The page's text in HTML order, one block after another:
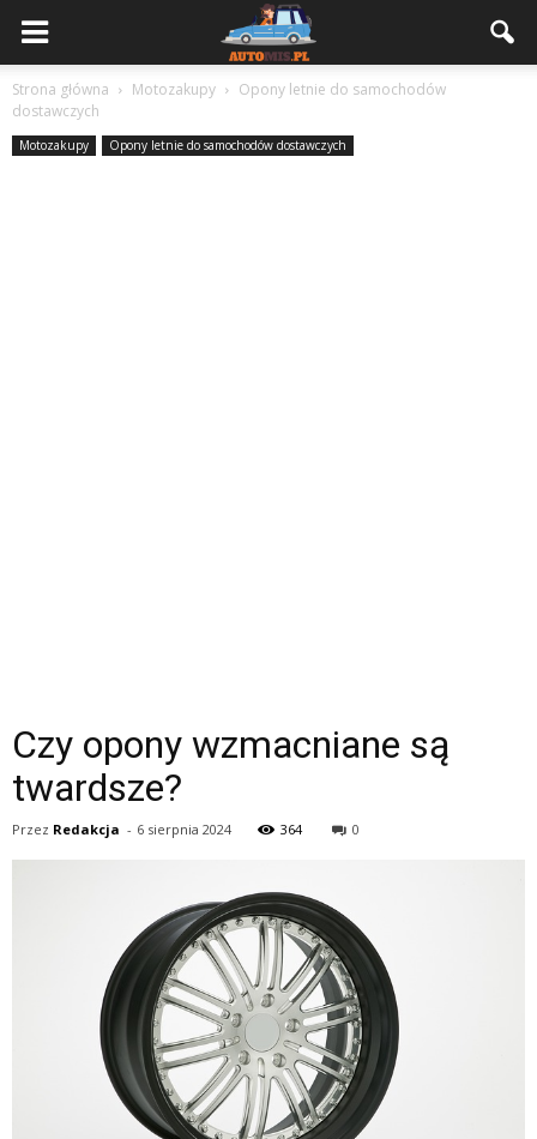
Strona główna Motozakupy
Opony letnie do samochodów
dostawczych
Motozakupy Opony letnie do samochodów dostawczych
Czy opony wzmacniane są
twardsze?
Przez Redakcja - 6 sierpnia 2024 364 0